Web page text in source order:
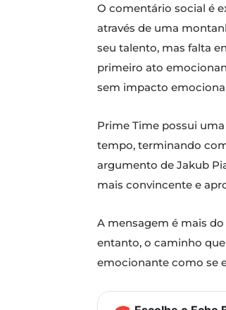
O comentário social é
através de uma
seu talento, mas falta
primeiro ato
sem impacto
Prime Time possui
tempo, terminando
argumento de Jakub
mais convincente e
A mensagem é mais
entanto, o caminho
emocionante como se